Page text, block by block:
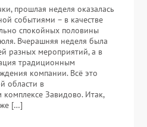
прошлая неделя оказалась
событиями – в качестве
спокойных половины
Вчерашняя неделя была
разных мероприятий, а в
традиционным
компании. Всё это
области в
Завидово. Итак,
[…]